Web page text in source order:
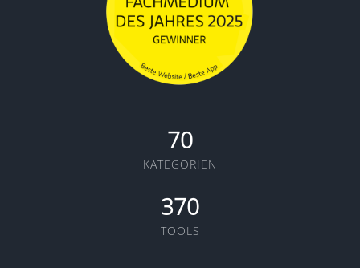
E-Signaturen
Engagement-Vorlagen
70
KATEGORIEN
370
TOOLS